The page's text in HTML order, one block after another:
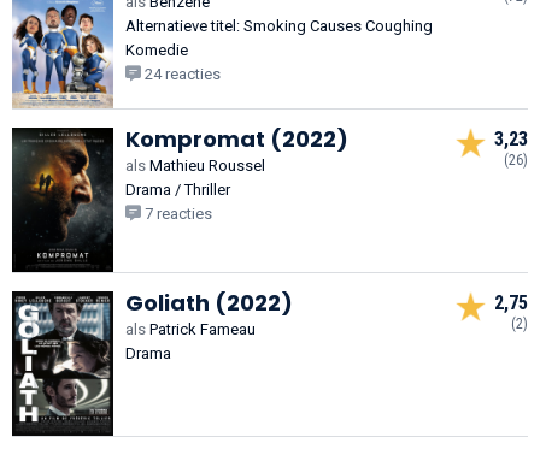
Alternatieve titel: Smoking Causes Coughing
Komedie
24 reacties
Kompromat (2022)
als Mathieu Roussel
Drama / Thriller
7 reacties
3,23
(26)
Goliath (2022)
als Patrick Fameau
Drama
2,75
(2)